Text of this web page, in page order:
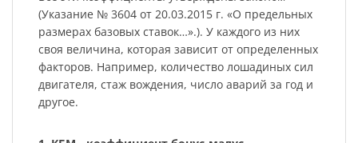
(Указание № 3604 от 20.03.2015 г. «О предельных
размерах базовых ставок…».). У каждого из них
своя величина, которая зависит от определенных
факторов. Например, количество лошадиных сил
двигателя, стаж вождения, число аварий за год и
другое.